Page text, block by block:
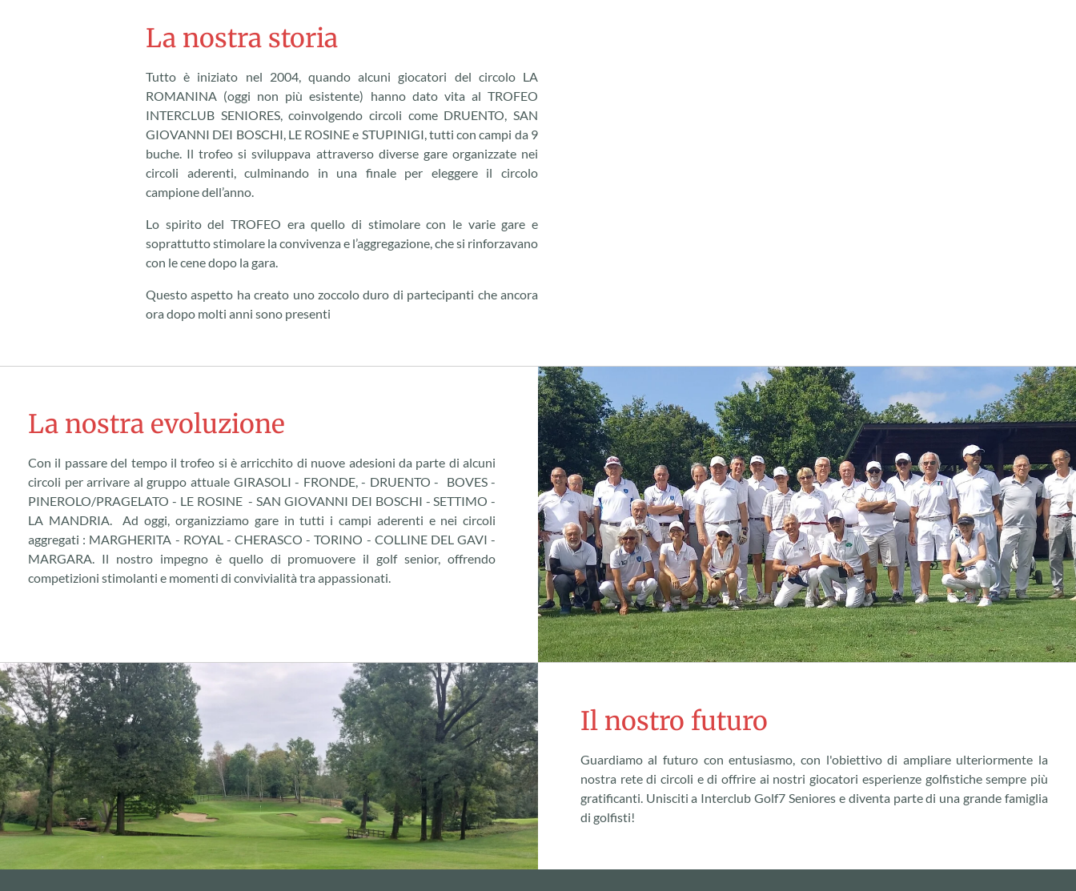
La nostra storia
Tutto è iniziato nel 2004, quando alcuni giocatori del circolo LA
ROMANINA (oggi non più esistente) hanno dato vita al TROFEO
INTERCLUB SENIORES, coinvolgendo circoli come DRUENTO, SAN
GIOVANNI DEI BOSCHI, LE ROSINE e STUPINIGI, tutti con campi da 9
buche. Il trofeo si sviluppava attraverso diverse gare organizzate nei
circoli aderenti, culminando in una finale per eleggere il circolo
campione dell’anno.
Lo spirito del TROFEO era quello di stimolare con le varie gare e
soprattutto stimolare la convivenza e l’aggregazione, che si rinforzavano
con le cene dopo la gara.
Questo aspetto ha creato uno zoccolo duro di partecipanti che ancora
ora dopo molti anni sono presenti
La nostra evoluzione
Con il passare del tempo il trofeo si è arricchito di nuove adesioni da parte di alcuni
circoli per arrivare al gruppo attuale GIRASOLI - FRONDE, - DRUENTO - BOVES -
PINEROLO/PRAGELATO - LE ROSINE - SAN GIOVANNI DEI BOSCHI - SETTIMO -
LA MANDRIA. Ad oggi, organizziamo gare in tutti i campi aderenti e nei circoli
aggregati : MARGHERITA - ROYAL - CHERASCO - TORINO - COLLINE DEL GAVI -
MARGARA. Il nostro impegno è quello di promuovere il golf senior, offrendo
competizioni stimolanti e momenti di convivialità tra appassionati.
Il nostro futuro
Guardiamo al futuro con entusiasmo, con l'obiettivo di ampliare ulteriormente la
nostra rete di circoli e di offrire ai nostri giocatori esperienze golfistiche sempre più
gratificanti. Unisciti a Interclub Golf7 Seniores e diventa parte di una grande famiglia
di golfisti!